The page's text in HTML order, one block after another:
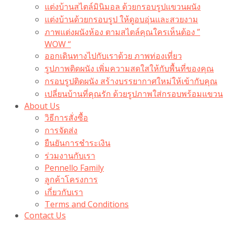
แต่งบ้านสไตล์มินิมอล ด้วยกรอบรูปแขวนผนัง
แต่งบ้านด้วยกรอบรูป ให้ดูอบอุ่นและสวยงาม
ภาพแต่งผนังห้อง ตามสไตล์คุณใครเห็นต้อง ”
WOW “
ออกเดินทางไปกับเราด้วย ภาพท่องเที่ยว
รูปภาพติดผนัง เพิ่มความสดใสให้กับพื้นที่ของคุณ
กรอบรูปติดผนัง สร้างบรรยากาศใหม่ให้เข้ากับคุณ
เปลี่ยนบ้านที่คุณรัก ด้วยรูปภาพใส่กรอบพร้อมแขวน​
About Us
วิธีการสั่งซื้อ
การจัดส่ง
ยืนยันการชำระเงิน
ร่วมงานกับเรา
Pennello Family
ลูกค้าโครงการ
เกี่ยวกับเรา
Terms and Conditions
Contact Us